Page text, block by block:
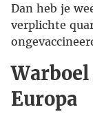
Dan heb je
verplichte
Europa